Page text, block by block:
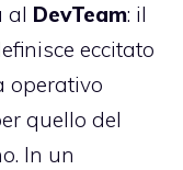
al DevTeam: il
eccitato
operativo
quello del
In un